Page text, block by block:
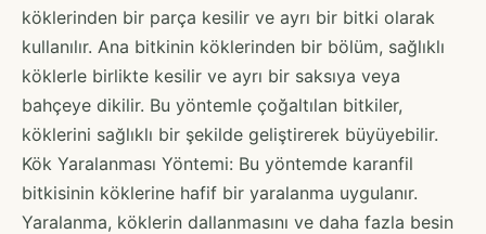
köklerinden bir parça kesilir ve ayrı bir bitki olarak
kullanılır. Ana bitkinin köklerinden bir bölüm, sağlıklı
köklerle birlikte kesilir ve ayrı bir saksıya veya
bahçeye dikilir. Bu yöntemle çoğaltılan bitkiler,
köklerini sağlıklı bir şekilde geliştirerek büyüyebilir.
Kök Yaralanması Yöntemi: Bu yöntemde karanfil
bitkisinin köklerine hafif bir yaralanma uygulanır.
Yaralanma, köklerin dallanmasını ve daha fazla besin